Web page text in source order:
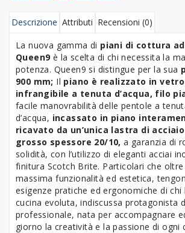
Descrizione Attributi Recensioni (0)
La nuova gamma di piani di cottura
Queen9 è la scelta di chi necessita la
potenza. Queen9 si distingue per la sua
900 mm; Il piano è realizzato in
infrangibile a tenuta d’acqua, filo
facile manovrabilità delle pentole a
d’acqua, incassato in piano
ricavato da un’unica lastra di
grosso spessore 20/10,a garanzia di
solidità, con l’utilizzo di eleganti acciai
finitura Scotch Brite. Particolari che
massima funzionalità ed estetica,
esigenze pratiche ed ergonomiche di chi
cucina evoluta, indiscussa protagonista
professionale, nata per accompagnare
giorno la creatività e la passione di ogni